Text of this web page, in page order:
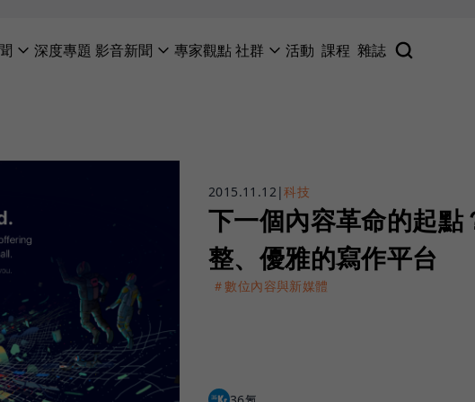
深度專題 影音新聞 專家觀點社群 活動 課程 雜誌
2015.11.12|科技
下一個內容革命的起
整、優雅的寫作平台
＃數位內容與新媒體